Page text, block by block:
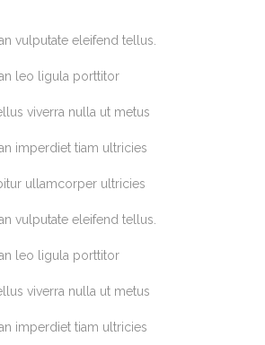
vulputate eleifend tellus.
leo ligula porttitor
viverra nulla ut metus
imperdiet tiam ultricies
ullamcorper ultricies
vulputate eleifend tellus.
leo ligula porttitor
viverra nulla ut metus
imperdiet tiam ultricies
16